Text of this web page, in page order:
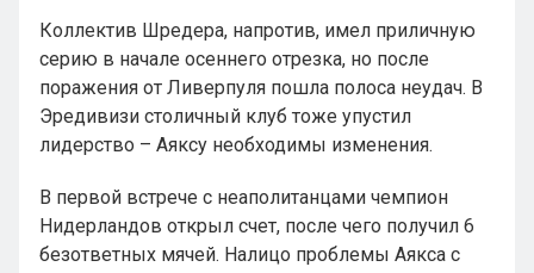
Коллектив Шредера, напротив, имел приличную
серию в начале осеннего отрезка, но после
поражения от Ливерпуля пошла полоса неудач. В
Эредивизи столичный клуб тоже упустил
лидерство – Аяксу необходимы изменения.
В первой встрече с неаполитанцами чемпион
Нидерландов открыл счет, после чего получил 6
безответных мячей. Налицо проблемы Аякса с